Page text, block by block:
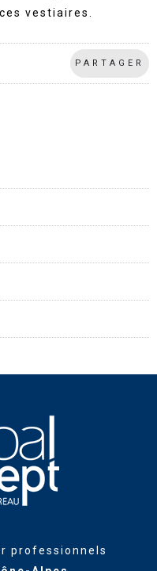
vestiaires.
PARTAGER
professionnels